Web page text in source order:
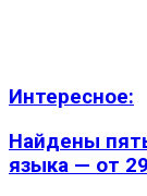
Интересное:
Найдены
языка — от